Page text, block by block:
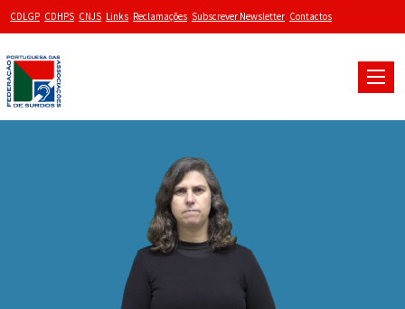
CDLGP CDHPS CNJS Links Reclamações Subscrever Newsletter Contactos
Toggle